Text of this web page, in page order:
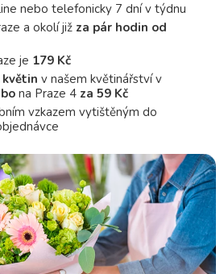
nebo telefonicky 7 dní v týdnu
a okolí již za pár hodin od
je 179 Kč
v našem květinářství v
na Praze 4 za 59 Kč
vzkazem vytištěným do